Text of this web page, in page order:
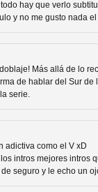
miniserie
hay que verlo
y no me gusto nada
Más allá de lo
de hablar del Sur
serie.
adictiva como el V xD
intros mejores intros
seguro y le echo un